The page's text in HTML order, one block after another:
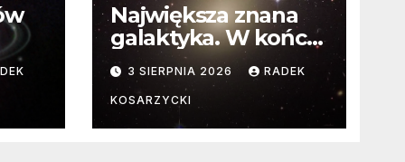
Największa znana
galaktyka. W końcu
poznaliśmy jej
faktyczne wymiary
3 SIERPNIA 2026 RADEK
KOSARZYCKI